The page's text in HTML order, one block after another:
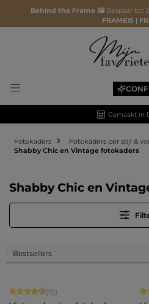
Behind the Frame 🖼️ Bespaar tot
FRAME15 |
Gemaakt in
Fotokaders
Fotokaders per stijl &
Shabby Chic en Vintage fotokaders
Shabby Chic en
Gemiddelde score van 4.87 op 5
(15)